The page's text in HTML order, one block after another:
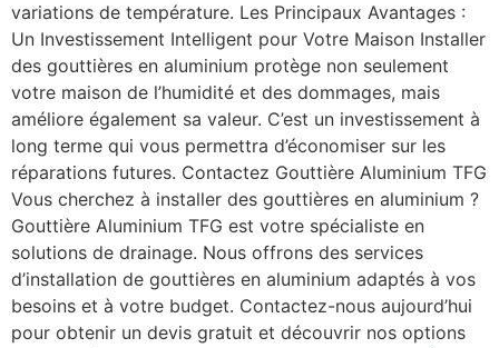
variations de température. Les Principaux Avantages :
Un Investissement Intelligent pour Votre Maison Installer
des gouttières en aluminium protège non seulement
votre maison de l’humidité et des dommages, mais
améliore également sa valeur. C’est un investissement à
long terme qui vous permettra d’économiser sur les
réparations futures. Contactez Gouttière Aluminium TFG
Vous cherchez à installer des gouttières en aluminium ?
Gouttière Aluminium TFG est votre spécialiste en
solutions de drainage. Nous offrons des services
d’installation de gouttières en aluminium adaptés à vos
besoins et à votre budget. Contactez-nous aujourd’hui
pour obtenir un devis gratuit et découvrir nos options